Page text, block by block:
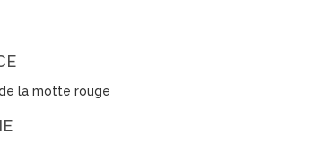
la motte rouge